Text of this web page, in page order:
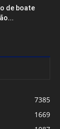
de boate
7385
1669